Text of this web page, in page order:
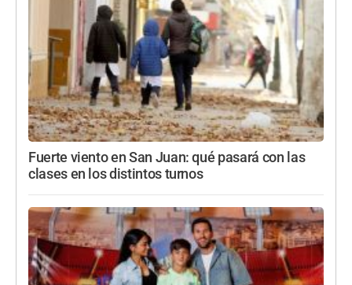
Fuerte viento en San Juan: qué pasará con las
clases en los distintos turnos